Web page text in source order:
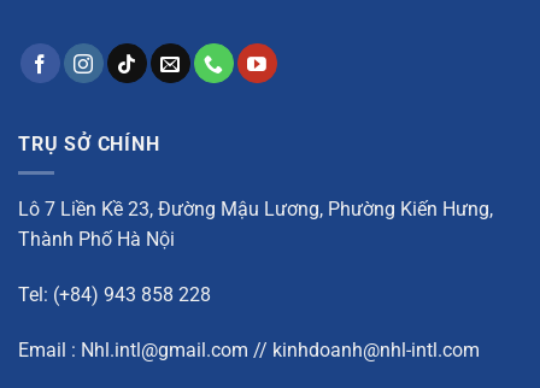
TRỤ SỞ CHÍNH
Lô 7 Liền Kề 23, Đường Mậu Lương, Phường Kiến Hưng,
Thành Phố Hà Nội
Tel: (+84) 943 858 228
Email : Nhl.intl@gmail.com // kinhdoanh@nhl-intl.com